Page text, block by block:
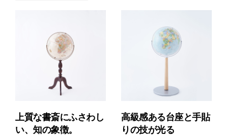
上質な書斎にふさわし
い、知の象徴。
高級感ある台座と手貼
りの技が光る